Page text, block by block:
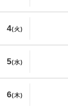
4(火)
5(水)
6(木)